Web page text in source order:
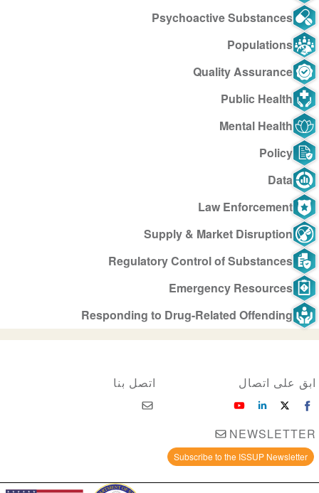
Psychoactive Substances
Populations
Quality Assurance
Public Health
Mental Health
Policy
Data
Law Enforcement
Supply & Market Disruption
Regulatory Control of Substances
Emergency Resources
Responding to Drug-Related Offending
اتصل بنا ابق على اتصال
NEWSLETTER
Subscribe to the ISSUP Newsletter